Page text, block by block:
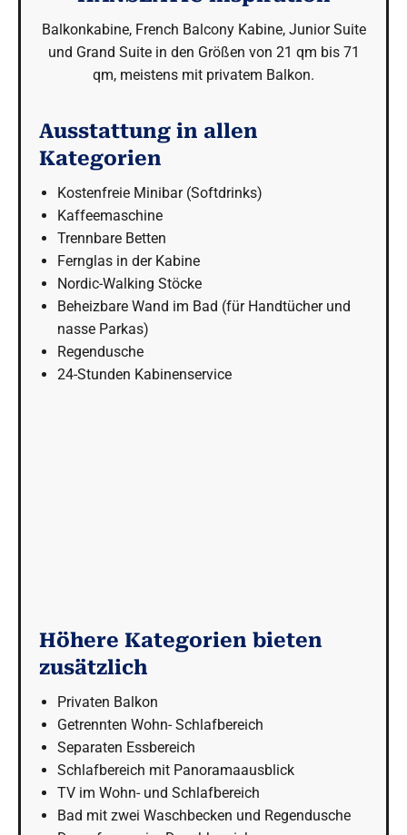
Balkonkabine, French Balcony Kabine, Junior Suite
und Grand Suite in den Größen von 21 qm bis 71
qm, meistens mit privatem Balkon.
Ausstattung in allen
Kategorien
Kostenfreie Minibar (Softdrinks)
Kaffeemaschine
Trennbare Betten
Fernglas in der Kabine
Nordic-Walking Stöcke
Beheizbare Wand im Bad (für Handtücher und
nasse Parkas)
Regendusche
24-Stunden Kabinenservice
Höhere Kategorien bieten
zusätzlich
Privaten Balkon
Getrennten Wohn- Schlafbereich
Separaten Essbereich
Schlafbereich mit Panoramaausblick
TV im Wohn- und Schlafbereich
Bad mit zwei Waschbecken und Regendusche